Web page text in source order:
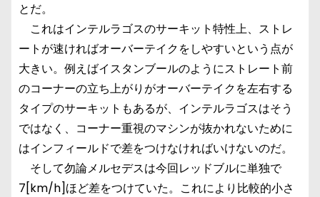
とだ。
これはインテルラゴスのサーキット特性上、ストレ
ートが速ければオーバーテイクをしやすいという点が
大きい。例えばイスタンブールのようにストレート前
のコーナーの立ち上がりがオーバーテイクを左右する
タイプのサーキットもあるが、インテルラゴスはそう
ではなく、コーナー重視のマシンが抜かれないために
はインフィールドで差をつけなければいけないのだ。
そして勿論メルセデスは今回レッドブルに単独で
7[km/h]ほど差をつけていた。これにより比較的小さ